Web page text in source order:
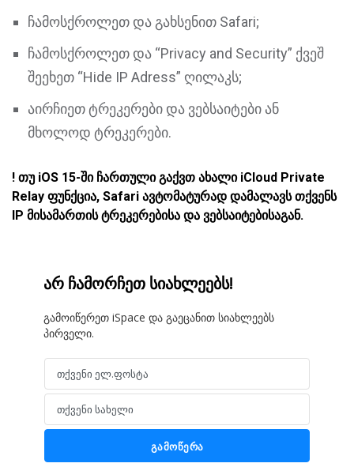
ჩამოსქროლეთ და გახსენით Safari;
ჩამოსქროლეთ და “Privacy and Security” ქვეშ
შეეხეთ “Hide IP Adress” ღილაკს;
აირჩიეთ ტრეკერები და ვებსაიტები ან
მხოლოდ ტრეკერები.
! თუ iOS 15-ში ჩართული გაქვთ ახალი iCloud Private
Relay ფუნქცია, Safari ავტომატურად დამალავს თქვენს
IP მისამართის ტრეკერებისა და ვებსაიტებისაგან.
არ ჩამორჩეთ სიახლეებს!
გამოიწერეთ iSpace და გაეცანით სიახლეებს
პირველი.
Email
თქვენი ელ.ფოსტა
Name
თქვენი სახელი
გამოწერა